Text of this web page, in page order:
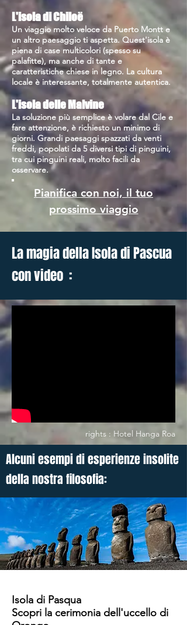
L'isola di Chiloë
Un viaggio molto veloce da Puerto Montt e
un altro paesaggio ti aspetta. Quest'isola è
piena di case multicolori (spesso su
palafitte), ma anche di tante e
caratteristiche chiese in legno. La cultura
locale è interessante, totalmente autentica.
L'isola delle Malvine
La soluzione più semplice è volare dal Cile e
fare attenzione, è richiesto un minimo di
giorni. Grandi paesaggi spazzati da venti
freddi, popolati da 5 diversi tipi di pinguini,
tra cui pinguini reali, molto facili da
osservare.
Pianifica con noi, il tuo
prossimo viaggio
La magia della Isola di Pascua
con video :
rights : Hotel Hanga Roa
Isola di Pasqua
Scopri la cerimonia dell'uccello di
Alcuni esempi di esperienze insolite
della nostra filosofia: